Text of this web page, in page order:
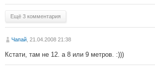
Ещё 3 комментария
Чапай, 21.04.2008 21:38
Кстати, там не 12. а 8 или 9 метров. :)))